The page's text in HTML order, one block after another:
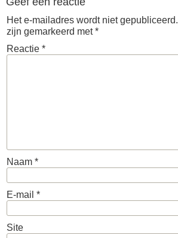
Het e-mailadres wordt niet gepubliceerd.
zijn gemarkeerd met*
Reactie *
Naam *
E-mail *
Site